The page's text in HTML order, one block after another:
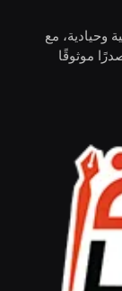
وحيادية، مع
موثوقًا